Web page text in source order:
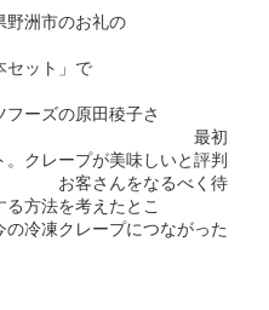
野洲市のお礼の
ット」で
ーズの原田稜子さ
初
クレープが美味しいと評判
んをなるべく待
方法を考えたとこ
プにつながった